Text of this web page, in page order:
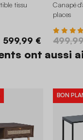
tissu
599,99 €
Canapé
places
ont aussi
BON